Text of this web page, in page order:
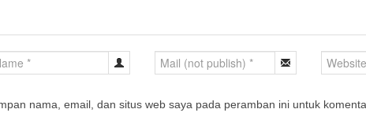
nama, email, dan situs web saya pada peramban ini untuk